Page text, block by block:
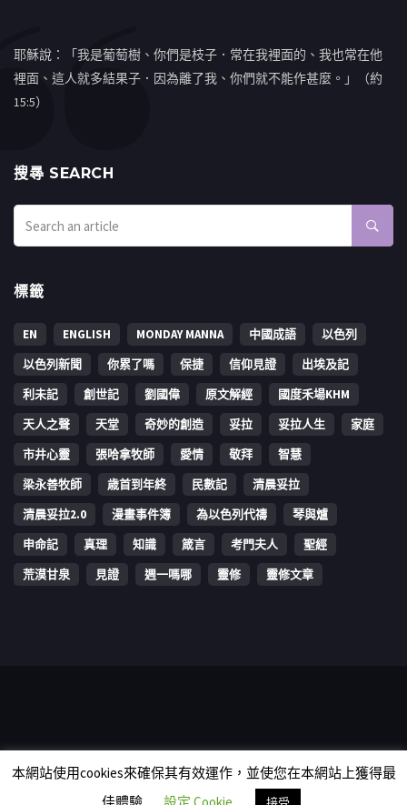
耶穌說：「我是葡萄樹、你們是枝子．常在我裡面的、我也常在他
裡面、這人就多結果子．因為離了我、你們就不能作甚麼。」（約
15:5）
搜㝷 SEARCH
標籤
EN ENGLISH MONDAY MANNA 中國成語
以色列
以色列新聞
你累了嗎 保捷 信仰見證
出埃及記
利未記
創世記 劉國偉 原文解經
國度禾場KHM
天人之聲
天堂 奇妙的創造 妥拉 妥拉人生
家庭
市井心靈
張哈拿牧師 愛情 敬拜
智慧
梁永善牧師
歳首到年終 民數記
清晨妥拉
清晨妥拉2.0
漫畫事件簿 為以色列代禱
琴與爐
申命記
真理 知識 箴言 考門夫人
聖經
荒漠甘泉
見證 週一嗎哪 靈修 靈修文章
rights reserved.
本網站使用cookies來確保其有效運作，並使您在本網站上獲得最